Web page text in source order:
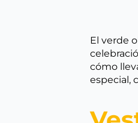
El verde
cómo
especial,